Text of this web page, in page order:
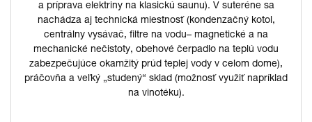
a príprava elektriny na klasickú saunu). V suteréne sa
nachádza aj technická miestnosť (kondenzačný kotol,
centrálny vysávač, filtre na vodu– magnetické a na
mechanické nečistoty, obehové čerpadlo na teplú vodu
zabezpečujúce okamžitý prúd teplej vody v celom dome),
práčovňa a veľký „studený“ sklad (možnosť využiť napríklad
na vinotéku).